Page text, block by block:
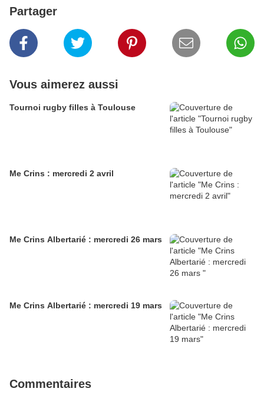
Partager
Vous aimerez aussi
Tournoi rugby filles à Toulouse
Me Crins : mercredi 2 avril
Me Crins Albertarié : mercredi 26 mars
Me Crins Albertarié : mercredi 19 mars
Commentaires